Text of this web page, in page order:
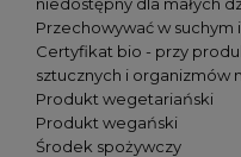
Przechowywać w suchym
Certyfikat bio - przy
sztucznych i organizmów
Produkt wegetariański
Produkt wegański
Środek spożywczy